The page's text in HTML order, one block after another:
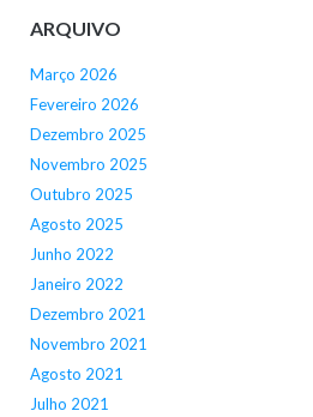
ARQUIVO
Março 2026
Fevereiro 2026
Dezembro 2025
Novembro 2025
Outubro 2025
Agosto 2025
Junho 2022
Janeiro 2022
Dezembro 2021
Novembro 2021
Agosto 2021
Julho 2021